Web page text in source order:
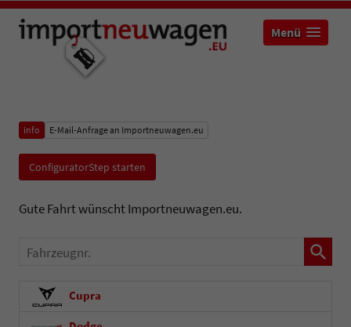
Menü
info E-Mail-Anfrage an Importneuwagen.eu
ConfiguratorStep starten
Gute Fahrt wünscht Importneuwagen.eu.
Fahrzeugnr.
Cupra